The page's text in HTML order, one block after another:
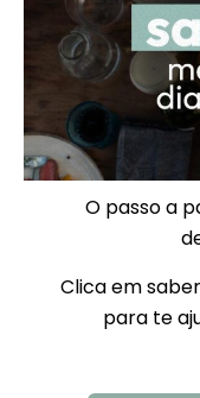
O passo a
Clica em
para te